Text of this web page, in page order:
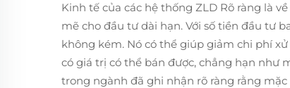
Kinh tế của các hệ thống ZLD Rõ ràng là
mẽ cho đầu tư dài hạn. Với số tiền đầu tư
không kém. Nó có thể giúp giảm chi phí
có giá trị có thể bán được, chẳng hạn như
trong ngành đã ghi nhận rõ ràng rằng